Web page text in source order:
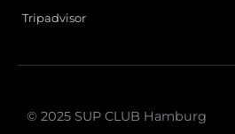
Tripadvisor
© 2025 SUP CLUB Hamburg